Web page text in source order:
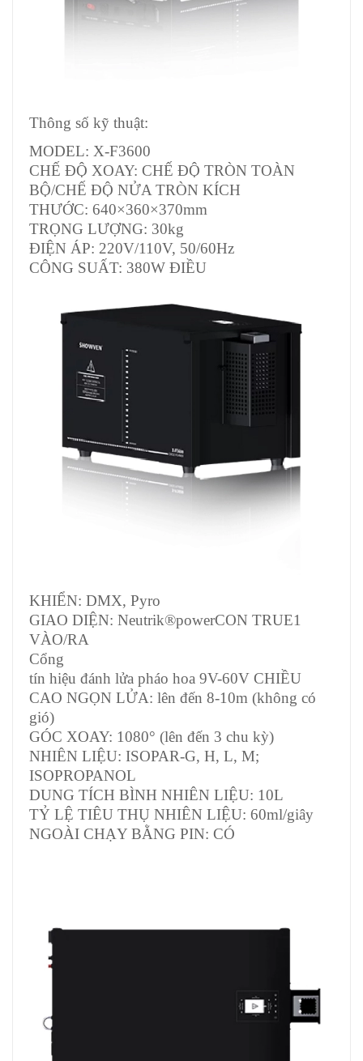
Thông số kỹ thuật:
MODEL: X-F3600
CHẾ ĐỘ XOAY: CHẾ ĐỘ TRÒN TOÀN
BỘ/CHẾ ĐỘ NỬA TRÒN KÍCH
THƯỚC: 640×360×370mm
TRỌNG LƯỢNG: 30kg
ĐIỆN ÁP: 220V/110V, 50/60Hz
CÔNG SUẤT: 380W ĐIỀU
KHIỂN: DMX, Pyro
GIAO DIỆN: Neutrik®powerCON TRUE1
VÀO/RA
Cổng
tín hiệu đánh lửa pháo hoa 9V-60V CHIỀU
CAO NGỌN LỬA: lên đến 8-10m (không có
gió)
GÓC XOAY: 1080° (lên đến 3 chu kỳ)
NHIÊN LIỆU: ISOPAR-G, H, L, M;
ISOPROPANOL
DUNG TÍCH BÌNH NHIÊN LIỆU: 10L
TỶ LỆ TIÊU THỤ NHIÊN LIỆU: 60ml/giây
NGOÀI CHẠY BẰNG PIN: CÓ